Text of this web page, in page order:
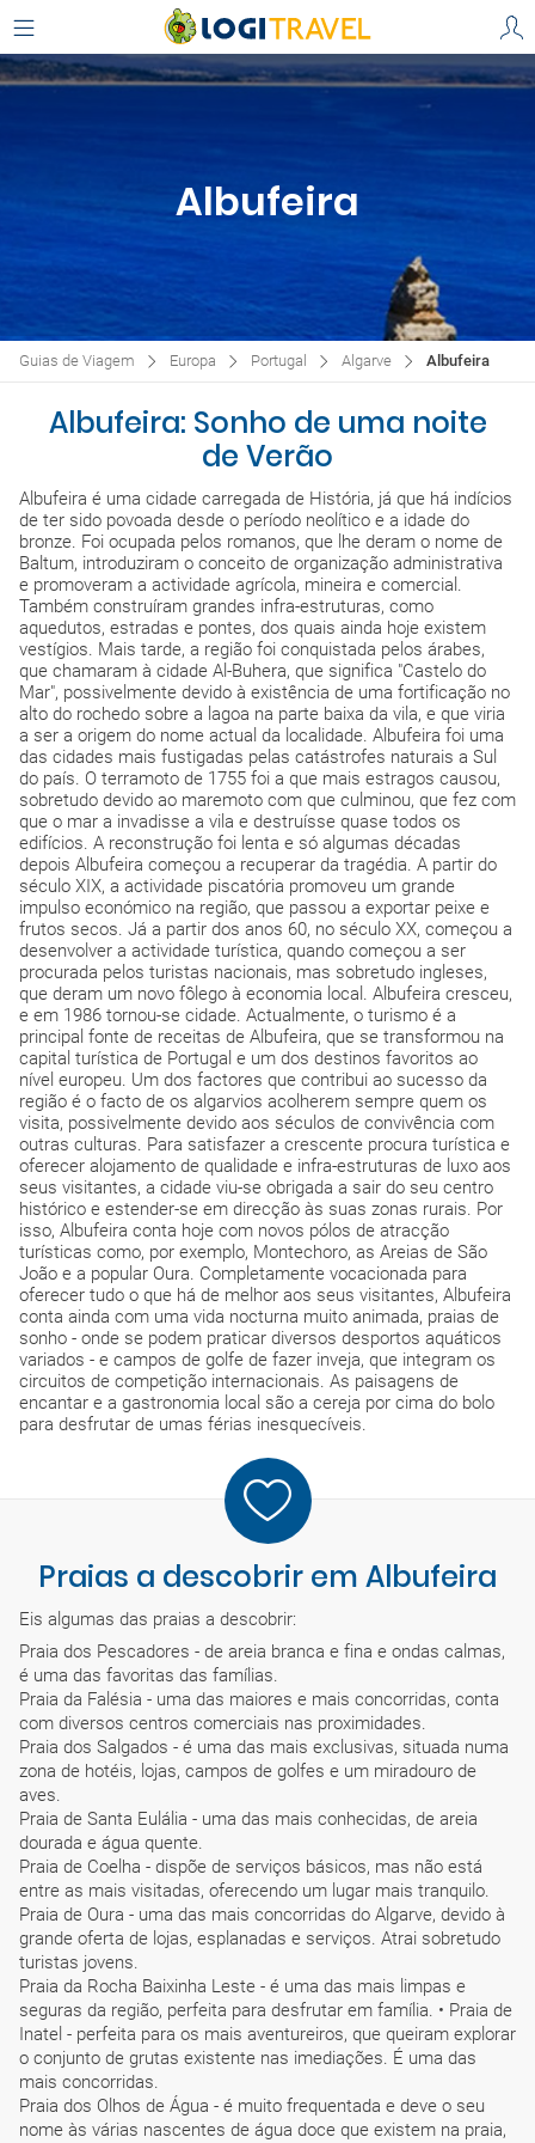
Albufeira
Guias de Viagem Europa Portugal Algarve Albufeira
Albufeira: Sonho de uma noite
de Verão
Albufeira é uma cidade carregada de História, já que há indícios
de ter sido povoada desde o período neolítico e a idade do
bronze. Foi ocupada pelos romanos, que lhe deram o nome de
Baltum, introduziram o conceito de organização administrativa
e promoveram a actividade agrícola, mineira e comercial.
Também construíram grandes infra-estruturas, como
aquedutos, estradas e pontes, dos quais ainda hoje existem
vestígios. Mais tarde, a região foi conquistada pelos árabes,
que chamaram à cidade Al-Buhera, que significa "Castelo do
Mar", possivelmente devido à existência de uma fortificação no
alto do rochedo sobre a lagoa na parte baixa da vila, e que viria
a ser a origem do nome actual da localidade. Albufeira foi uma
das cidades mais fustigadas pelas catástrofes naturais a Sul
do país. O terramoto de 1755 foi a que mais estragos causou,
sobretudo devido ao maremoto com que culminou, que fez com
que o mar a invadisse a vila e destruísse quase todos os
edifícios. A reconstrução foi lenta e só algumas décadas
depois Albufeira começou a recuperar da tragédia. A partir do
século XIX, a actividade piscatória promoveu um grande
impulso económico na região, que passou a exportar peixe e
frutos secos. Já a partir dos anos 60, no século XX, começou a
desenvolver a actividade turística, quando começou a ser
procurada pelos turistas nacionais, mas sobretudo ingleses,
que deram um novo fôlego à economia local. Albufeira cresceu,
e em 1986 tornou-se cidade. Actualmente, o turismo é a
principal fonte de receitas de Albufeira, que se transformou na
capital turística de Portugal e um dos destinos favoritos ao
nível europeu. Um dos factores que contribui ao sucesso da
região é o facto de os algarvios acolherem sempre quem os
visita, possivelmente devido aos séculos de convivência com
outras culturas. Para satisfazer a crescente procura turística e
oferecer alojamento de qualidade e infra-estruturas de luxo aos
seus visitantes, a cidade viu-se obrigada a sair do seu centro
histórico e estender-se em direcção às suas zonas rurais. Por
isso, Albufeira conta hoje com novos pólos de atracção
turísticas como, por exemplo, Montechoro, as Areias de São
João e a popular Oura. Completamente vocacionada para
oferecer tudo o que há de melhor aos seus visitantes, Albufeira
conta ainda com uma vida nocturna muito animada, praias de
sonho - onde se podem praticar diversos desportos aquáticos
variados - e campos de golfe de fazer inveja, que integram os
circuitos de competição internacionais. As paisagens de
encantar e a gastronomia local são a cereja por cima do bolo
para desfrutar de umas férias inesquecíveis.
Praias a descobrir em Albufeira
Eis algumas das praias a descobrir:
Praia dos Pescadores - de areia branca e fina e ondas calmas,
é uma das favoritas das famílias.
Praia da Falésia - uma das maiores e mais concorridas, conta
com diversos centros comerciais nas proximidades.
Praia dos Salgados - é uma das mais exclusivas, situada numa
zona de hotéis, lojas, campos de golfes e um miradouro de
aves.
Praia de Santa Eulália - uma das mais conhecidas, de areia
dourada e água quente.
Praia de Coelha - dispõe de serviços básicos, mas não está
entre as mais visitadas, oferecendo um lugar mais tranquilo.
Praia de Oura - uma das mais concorridas do Algarve, devido à
grande oferta de lojas, esplanadas e serviços. Atrai sobretudo
turistas jovens.
Praia da Rocha Baixinha Leste - é uma das mais limpas e
seguras da região, perfeita para desfrutar em família. • Praia de
Inatel - perfeita para os mais aventureiros, que queiram explorar
o conjunto de grutas existente nas imediações. É uma das
mais concorridas.
Praia dos Olhos de Água - é muito frequentada e deve o seu
nome às várias nascentes de água doce que existem na praia,